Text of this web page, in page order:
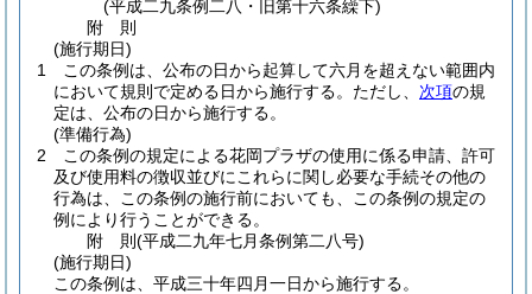
(平成二九条例二八・旧第十六条繰下)
附 則
(施行期日)
1
この条例は、公布の日から起算して六月を超えない範囲内
において規則で定める日から施行する。 ただし、 次項の規
定は、公布の日から施行する。
(準備行為)
2
この条例の規定による花岡プラザの使用に係る申請、許可
及び使用料の徴収並びにこれらに関し必要な手続その他の
行為は、この条例の施行前においても、この条例の規定の
例により行うことができる。
附 則(平成二九年七月条例第二八号)
(施行期日)
この条例は、平成三十年四月一日から施行する。